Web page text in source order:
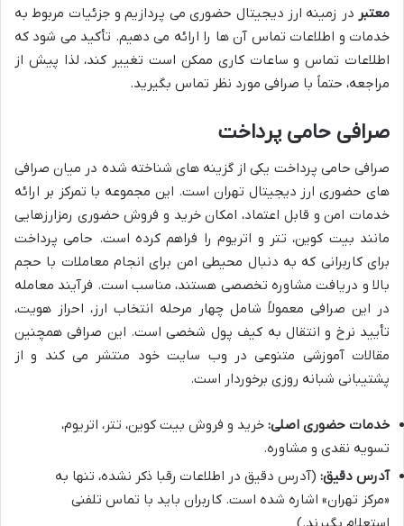
معتبر در زمینه ارز دیجیتال حضوری می پردازیم و جزئیات مربوط به
خدمات و اطلاعات تماس آن ها را ارائه می دهیم. تأکید می شود که
اطلاعات تماس و ساعات کاری ممکن است تغییر کند، لذا پیش از
مراجعه، حتماً با صرافی مورد نظر تماس بگیرید.
صرافی حامی پرداخت
صرافی حامی پرداخت یکی از گزینه های شناخته شده در میان صرافی
های حضوری ارز دیجیتال تهران است. این مجموعه با تمرکز بر ارائه
خدمات امن و قابل اعتماد، امکان خرید و فروش حضوری رمزارزهایی
مانند بیت کوین، تتر و اتریوم را فراهم کرده است. حامی پرداخت
برای کاربرانی که به دنبال محیطی امن برای انجام معاملات با حجم
بالا و دریافت مشاوره تخصصی هستند، مناسب است. فرآیند معامله
در این صرافی معمولاً شامل چهار مرحله انتخاب ارز، احراز هویت،
تأیید نرخ و انتقال به کیف پول شخصی است. این صرافی همچنین
مقالات آموزشی متنوعی در وب سایت خود منتشر می کند و از
پشتیبانی شبانه روزی برخوردار است.
خدمات حضوری اصلی: خرید و فروش بیت کوین، تتر، اتریوم،
تسویه نقدی و مشاوره.
آدرس دقیق: (آدرس دقیق در اطلاعات رقبا ذکر نشده، تنها به
«مرکز تهران» اشاره شده است. کاربران باید با تماس تلفنی